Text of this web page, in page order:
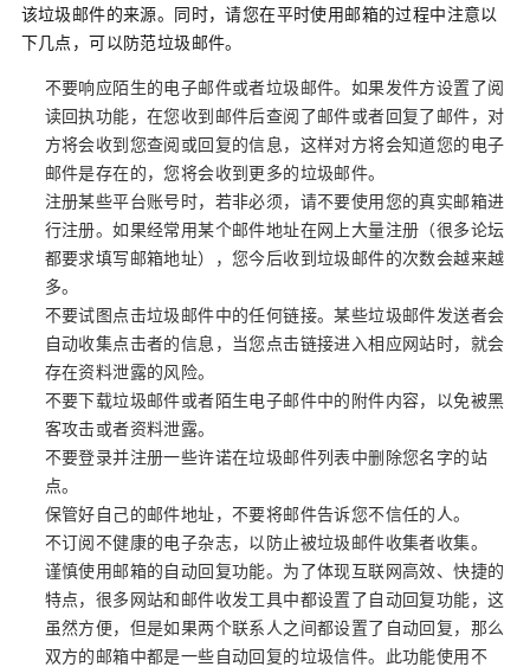
该垃圾邮件的来源。同时，请您在平时使用邮箱的过程中注意以
下几点，可以防范垃圾邮件。
不要响应陌生的电子邮件或者垃圾邮件。如果发件方设置了阅
读回执功能，在您收到邮件后查阅了邮件或者回复了邮件，对
方将会收到您查阅或回复的信息，这样对方将会知道您的电子
邮件是存在的，您将会收到更多的垃圾邮件。
注册某些平台账号时，若非必须，请不要使用您的真实邮箱进
行注册。如果经常用某个邮件地址在网上大量注册（很多论坛
都要求填写邮箱地址），您今后收到垃圾邮件的次数会越来越
多。
不要试图点击垃圾邮件中的任何链接。某些垃圾邮件发送者会
自动收集点击者的信息，当您点击链接进入相应网站时，就会
存在资料泄露的风险。
不要下载垃圾邮件或者陌生电子邮件中的附件内容，以免被黑
客攻击或者资料泄露。
不要登录并注册一些许诺在垃圾邮件列表中删除您名字的站
点。
保管好自己的邮件地址，不要将邮件告诉您不信任的人。
不订阅不健康的电子杂志，以防止被垃圾邮件收集者收集。
谨慎使用邮箱的自动回复功能。为了体现互联网高效、快捷的
特点，很多网站和邮件收发工具中都设置了自动回复功能，这
虽然方便，但是如果两个联系人之间都设置了自动回复，那么
双方的邮箱中都是一些自动回复的垃圾信件。此功能使用不